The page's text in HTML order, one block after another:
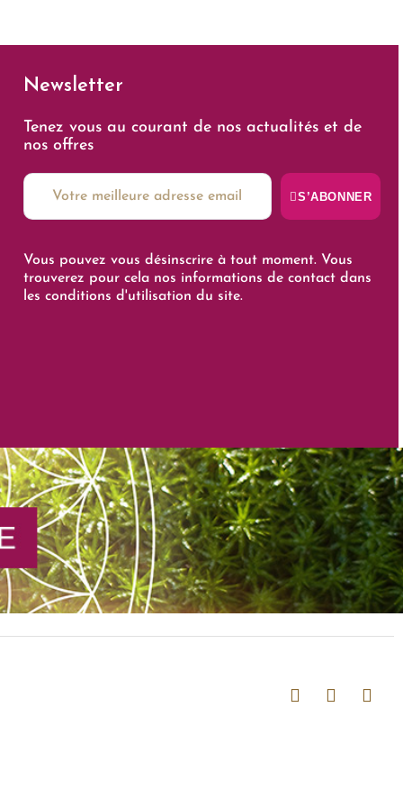
Newsletter
Tenez vous au courant de nos actualités et de
nos offres
S’ABONNER
Vous pouvez vous désinscrire à tout moment. Vous
trouverez pour cela nos informations de contact dans
les conditions d'utilisation du site.